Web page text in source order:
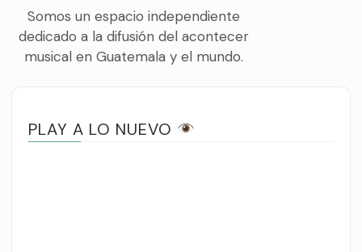
Somos un espacio independiente
dedicado a la difusión del acontecer
musical en Guatemala y el mundo.
PLAY A LO NUEVO